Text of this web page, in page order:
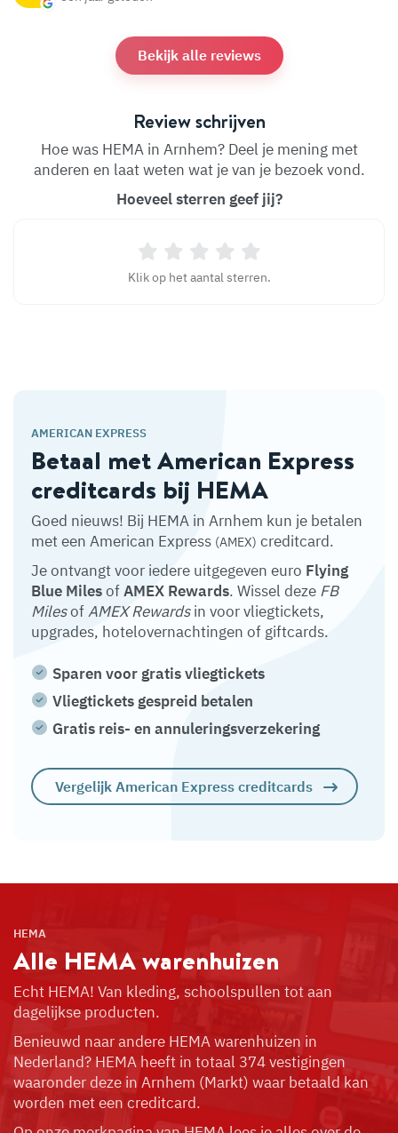
Bekijk alle reviews
Review schrijven
Hoe was HEMA in Arnhem? Deel je mening met
anderen en laat weten wat je van je bezoek vond.
Hoeveel sterren geef jij?
Klik op het aantal sterren.
AMERICAN EXPRESS
Betaal met American Express
creditcards bij HEMA
Goed nieuws! Bij HEMA in Arnhem kun je betalen
met een American Express (AMEX) creditcard.
Je ontvangt voor iedere uitgegeven euro Flying
Blue MilesofAMEX Rewards. Wissel deze FB
MilesofAMEX Rewardsin voor vliegtickets,
upgrades, hotelovernachtingen of giftcards.
Sparen voor gratis vliegtickets
Vliegtickets gespreid betalen
Gratis reis- en annuleringsverzekering
Vergelijk American Express creditcards
HEMA
Alle HEMAwarenhuizen
Echt HEMA! Van kleding, schoolspullen tot aan
dagelijkse producten.
Benieuwd naar andere HEMA warenhuizen in
Nederland? HEMA heeft in totaal 374 vestigingen
waaronder deze in Arnhem (Markt) waar betaald kan
worden met een creditcard.